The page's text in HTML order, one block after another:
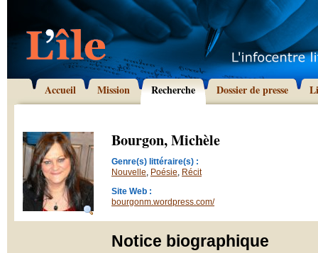
Accueil Mission Recherche Dossier de presse
Bourgon, Michèle
Genre(s) littéraire(s) :
Nouvelle, Poésie, Récit
Site Web :
bourgonm.wordpress.com/
Notice biographique